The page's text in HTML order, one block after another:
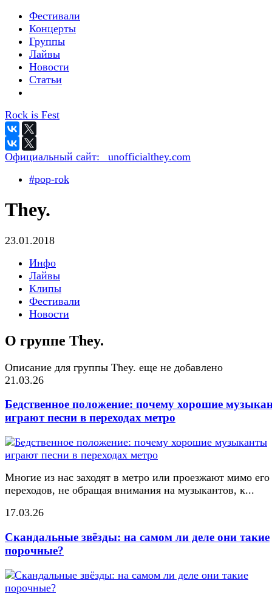
Фестивали
Концерты
Группы
Лайвы
Новости
Статьи
Rock is Fest
Официальный сайт:
_unofficialthey.com
#pop-rok
They.
23.01.2018
Инфо
Лайвы
Клипы
Фестивали
Новости
О группе They.
Описание для группы They. еще не добавлено
21.03.26
Бедственное положение: почему хорошие
играют песни в переходах метро
Многие из нас заходят в метро или проезжают мимо его
переходов, не обращая внимания на музыкантов, к...
17.03.26
Скандальные звёзды: на самом ли деле они такие
порочные?